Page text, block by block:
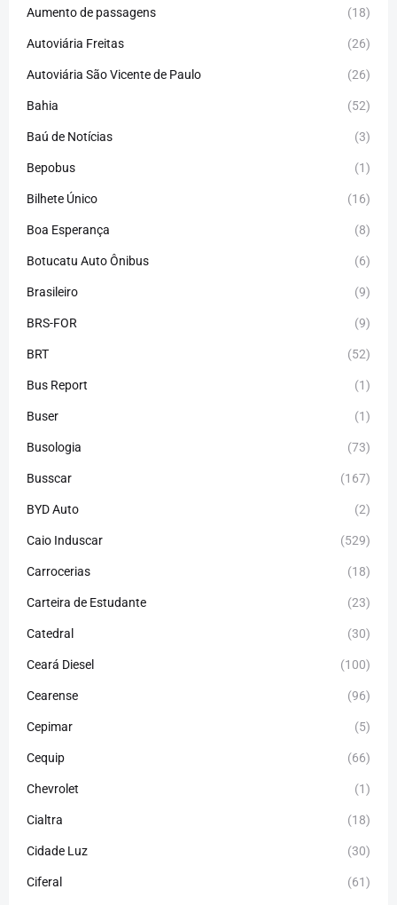
Aumento de passagens (18)
Autoviária Freitas (26)
Autoviária São Vicente de Paulo (26)
Bahia (52)
Baú de Notícias (3)
Bepobus (1)
Bilhete Único (16)
Boa Esperança (8)
Botucatu Auto Ônibus (6)
Brasileiro (9)
BRS-FOR (9)
BRT (52)
Bus Report (1)
Buser (1)
Busologia (73)
Busscar (167)
BYD Auto (2)
Caio Induscar (529)
Carrocerias (18)
Carteira de Estudante (23)
Catedral (30)
Ceará Diesel (100)
Cearense (96)
Cepimar (5)
Cequip (66)
Chevrolet (1)
Cialtra (18)
Cidade Luz (30)
Ciferal (61)